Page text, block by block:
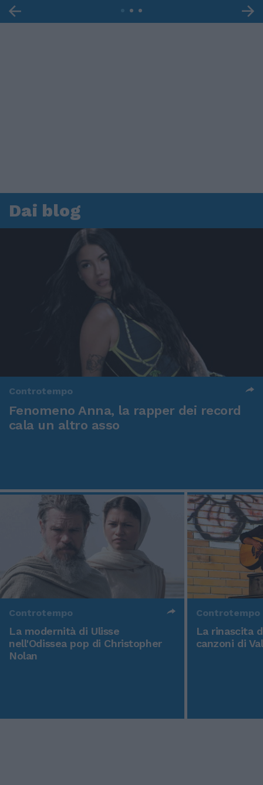
Dai blog
Controtempo
Fenomeno Anna, la rapper dei record
cala un altro asso
Controtempo
La modernità di Ulisse
nell'Odissea pop di Christopher
Nolan
Controtempo
La rinascita
canzoni di